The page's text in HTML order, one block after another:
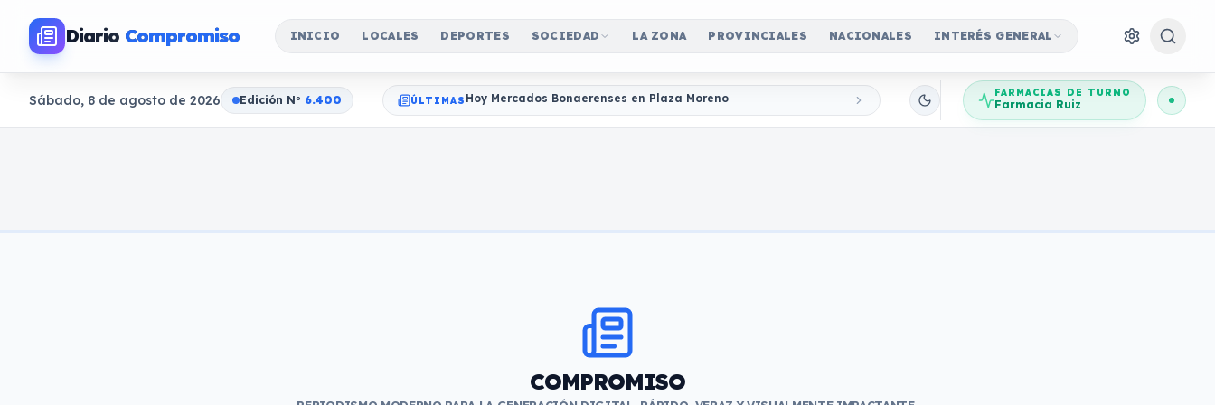
Diario Compromiso INICIO LOCALES DEPORTES SOCIEDAD LA ZONA PROVINCIALES NACIONALES INTERÉS GENERAL
Sábado, 8 de agosto de 2026 Edición No 6.400 ÚLTIMAS Hoy Mercados Bonaerenses en Plaza Moreno FARMACIAS DE TURNO
Farmacia Ruiz
COMPROMISO